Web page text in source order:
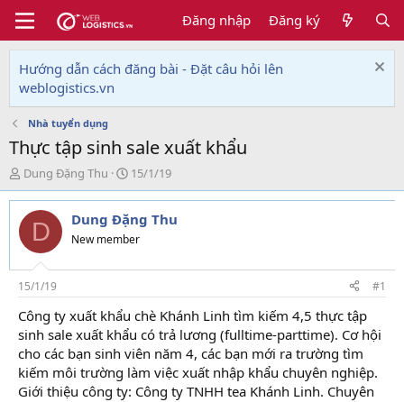
Đăng nhập Đăng ký
Hướng dẫn cách đăng bài - Đặt câu hỏi lên
weblogistics.vn
Nhà tuyển dụng
Thực tập sinh sale xuất khẩu
T
h
r
e
d
s
t
a
r
t
e
r
Dung Đặng Thu
N
g
à
y
g
i
15/1/19
D Dung Đặng Thu
New member
15/1/19 #1
Công ty xuất khẩu chè Khánh Linh tìm kiếm 4,5 thực tập
sinh sale xuất khẩu có trả lương (fulltime-parttime). Cơ hội
cho các bạn sinh viên năm 4, các bạn mới ra trường tìm
kiếm môi trường làm việc xuất nhập khẩu chuyên nghiệp.
Giới thiệu công ty: Công ty TNHH tea Khánh Linh. Chuyên